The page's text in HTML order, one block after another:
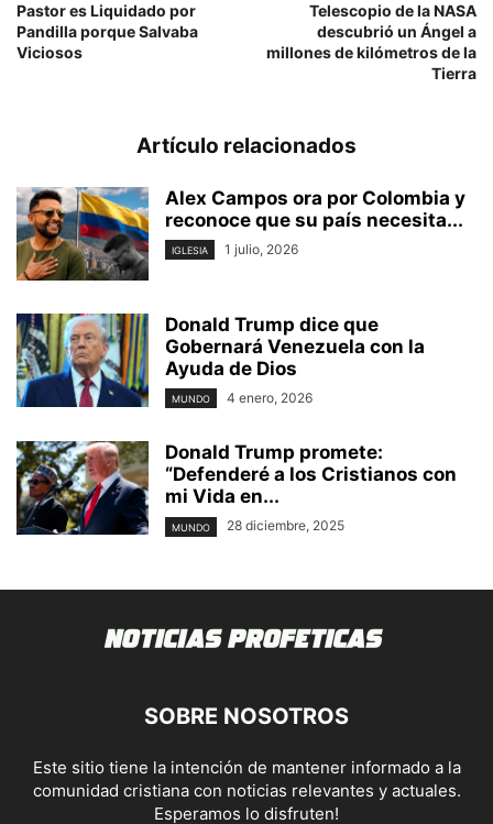
Pastor es Liquidado por
Pandilla porque Salvaba
Viciosos
Telescopio de la NASA
descubrió un Ángel a
millones de kilómetros de la
Tierra
Artículo relacionados
Alex Campos ora por Colombia y
reconoce que su país necesita...
IGLESIA 1 julio, 2026
Donald Trump dice que
Gobernará Venezuela con la
Ayuda de Dios
MUNDO 4 enero, 2026
Donald Trump promete:
“Defenderé a los Cristianos con
mi Vida en...
MUNDO 28 diciembre, 2025
SOBRE NOSOTROS
Este sitio tiene la intención de mantener informado a la
comunidad cristiana con noticias relevantes y actuales.
Esperamos lo disfruten!